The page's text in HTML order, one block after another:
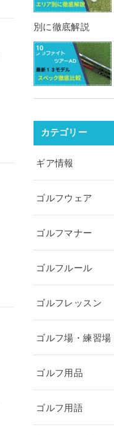
別に徹底解説
カテゴリー
ギア情報
ゴルフウェア
ゴルフマナー
ゴルフルール
ゴルフレッスン
ゴルフ場・練習場
ゴルフ用品
ゴルフ用語